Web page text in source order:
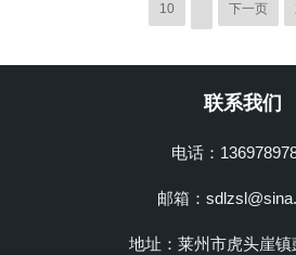
10 下一页
联系我们
电话：
邮箱：
地址：莱州市虎头崖镇